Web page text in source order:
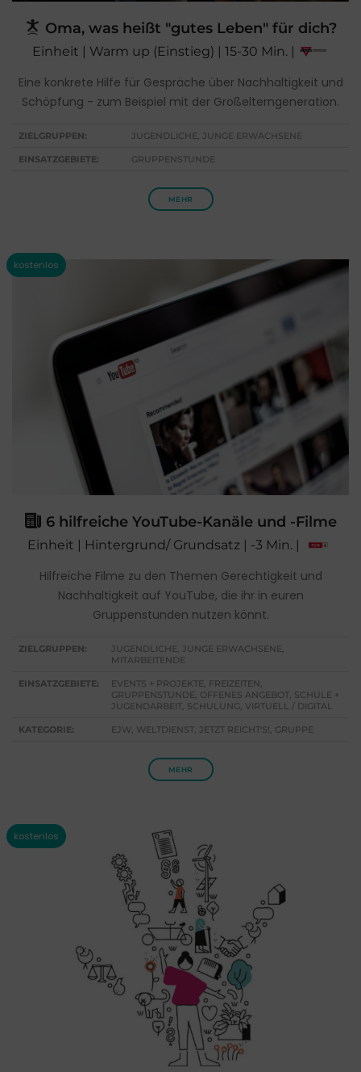
Oma, was heißt "gutes Leben" für dich?
Einheit | Warm up (Einstieg) | 15-30 Min. |
Eine konkrete Hilfe für Gespräche über Nachhaltigkeit und
Schöpfung - zum Beispiel mit der Großelterngeneration.
ZIELGRUPPEN: JUGENDLICHE, JUNGE ERWACHSENE
EINSATZGEBIETE: GRUPPENSTUNDE
MEHR
6 hilfreiche YouTube-Kanäle und -Filme
Einheit | Hintergrund/ Grundsatz | -3 Min. |
Hilfreiche Filme zu den Themen Gerechtigkeit und
Nachhaltigkeit auf YouTube, die ihr in euren
Gruppenstunden nutzen könnt.
ZIELGRUPPEN:
JUGENDLICHE, JUNGE ERWACHSENE,
MITARBEITENDE
EINSATZGEBIETE:
EVENTS + PROJEKTE, FREIZEITEN,
GRUPPENSTUNDE, OFFENES ANGEBOT, SCHULE +
JUGENDARBEIT, SCHULUNG, VIRTUELL / DIGITAL
KATEGORIE: EJW, WELTDIENST, JETZT REICHT'S!, GRUPPE
MEHR